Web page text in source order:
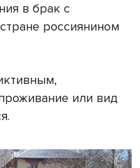
в брак с
россиянином
или вид